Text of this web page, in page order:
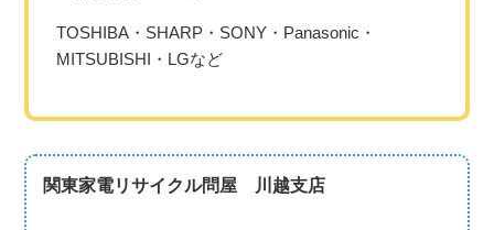
TOSHIBA・SHARP・SONY・Panasonic・
MITSUBISHI・LGなど
関東家電リサイクル問屋 川越支店